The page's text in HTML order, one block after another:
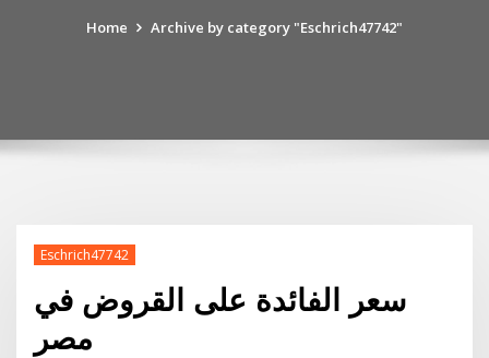
Home Archive by category "Eschrich47742"
Eschrich47742
سعر الفائدة على القروض في
مصر